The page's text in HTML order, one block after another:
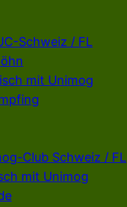
Schweiz / FL
mit Unimog
Club Schweiz / FL
mit Unimog